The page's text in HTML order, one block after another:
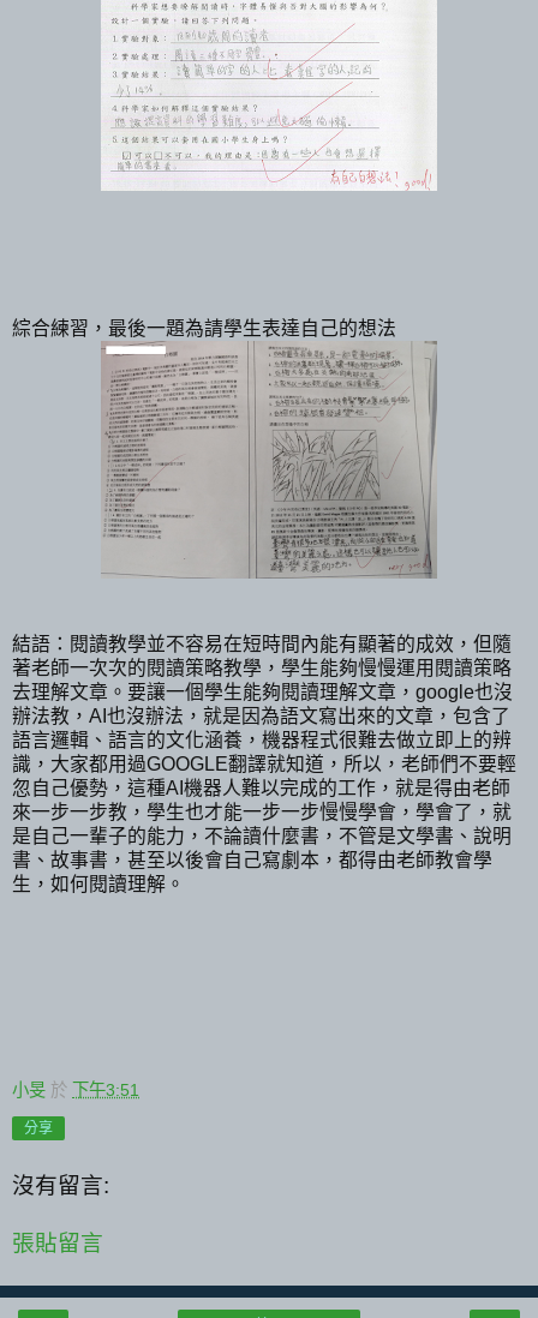
綜合練習，最後一題為請學生表達自己的想法
結語：閱讀教學並不容易在短時間內能有顯著的成效，但隨
著老師一次次的閱讀策略教學，學生能夠慢慢運用閱讀策略
去理解文章。要讓一個學生能夠閱讀理解文章，google也沒
辦法教，AI也沒辦法，就是因為語文寫出來的文章，包含了
語言邏輯、語言的文化涵養，機器程式很難去做立即上的辨
識，大家都用過GOOGLE翻譯就知道，所以，老師們不要輕
忽自己優勢，這種AI機器人難以完成的工作，就是得由老師
來一步一步教，學生也才能一步一步慢慢學會，學會了，就
是自己一輩子的能力，不論讀什麼書，不管是文學書、說明
書、故事書，甚至以後會自己寫劇本，都得由老師教會學
生，如何閱讀理解。
小旻 於 下午3:51
分享
沒有留言:
張貼留言